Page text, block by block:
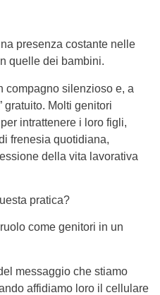
presenza costante nelle
quelle dei bambini.
compagno silenzioso e, a
gratuito. Molti genitori
intrattenere i loro figli,
frenesia quotidiana,
della vita lavorativa
pratica?
come genitori in un
messaggio che stiamo
affidiamo loro il cellulare